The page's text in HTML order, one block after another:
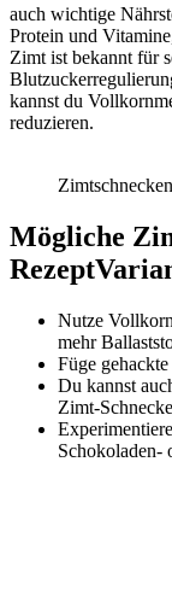
auch wichtige
Protein und
Zimt ist bekannt für
kannst du
reduzieren.
Mögliche
Nutze
mehr
Füge
Du kannst
Zimt-
Schokoladen-